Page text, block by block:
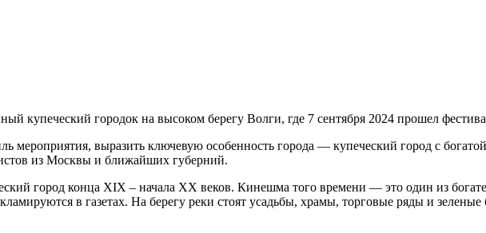
купеческий городок на высоком берегу Волги, где 7 сентября 2024 прошел
мероприятия, выразить ключевую особенность города — купеческий город с
из Москвы и ближайших губерний.
город конца XIX – начала XX веков. Кинешма того времени — это один из
в газетах. На берегу реки стоят усадьбы, храмы, торговые ряды и